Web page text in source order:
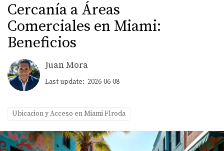
Cercanía a Áreas
Comerciales en Miami:
Beneficios
Juan Mora
Last update: 2026-06-08
Ubicacion y Acceso en Miami Flroda